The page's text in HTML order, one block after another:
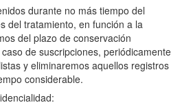
durante no más tiempo del
del tratamiento, en función a la
del plazo de conservación
de suscripciones, periódicamente
y eliminaremos aquellos registros
considerable.